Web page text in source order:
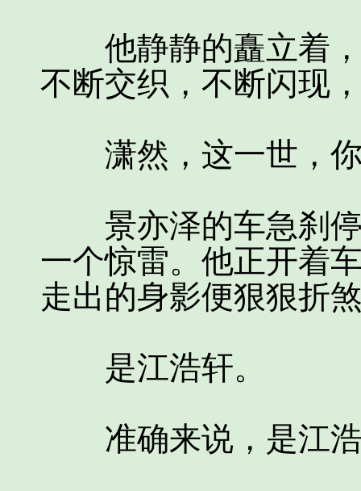
他静静的矗立着，
不断交织，不断闪现
潇然，这一世，你
景亦泽的车急刹停
一个惊雷。他正开着
走出的身影便狠狠折
是江浩轩。
准确来说，是江浩